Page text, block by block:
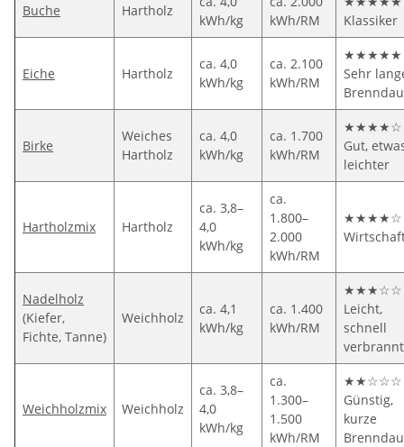
Buche Hartholz
kWh/kg
kWh/RM
Klassiker
Eiche Hartholz
ca. 4,0
kWh/kg
ca. 2.100
kWh/RM
★★★★★
Sehr
Birke
Weiches
Hartholz
ca. 4,0
kWh/kg
ca. 1.700
kWh/RM
★★★★☆
Gut,
leichter
Hartholzmix Hartholz
ca. 3,8–
4,0
kWh/kg
ca.
1.800–
2.000
kWh/RM
★★★★☆
Nadelholz
(Kiefer,
Fichte, Tanne)
Weichholz
ca. 4,1
kWh/kg
ca. 1.400
kWh/RM
★★★☆☆
Leicht,
schnell
verbrannt
Weichholzmix Weichholz
ca. 3,8–
4,0
kWh/kg
ca.
1.300–
1.500
kWh/RM
★★☆☆☆
Günstig,
kurze